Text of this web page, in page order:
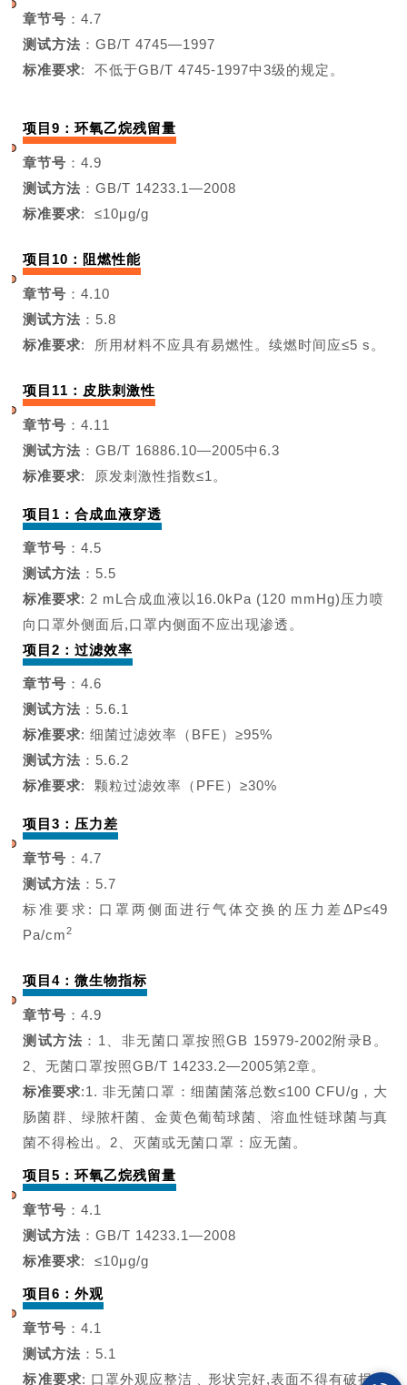
章节号 ：4.7
测试方法 ：GB/T 4745—1997
标准要求:不低于GB/T 4745-1997中3级的规定。
项目9：环氧乙烷残留量
章节号 ：4.9
测试方法 ：GB/T 14233.1—2008
标准要求:≤10μg/g
项目10：阻燃性能
章节号 ：4.10
测试方法 ：5.8
标准要求: 所用材料不应具有易燃性。续燃时间应≤5 s。
项目11：皮肤刺激性
章节号 ：4.11
测试方法 ：GB/T 16886.10—2005中6.3
标准要求: 原发刺激性指数≤1。
项目1：合成血液穿透
章节号 ：4.5
测试方法 ：5.5
标准要求: 2 mL合成血液以 16.0kPa (120 mmHg)压力喷
向口罩外侧面后,口罩内侧面不应出现渗透。
项目2：过滤效率
章节号 ：4.6
测试方法 ：5.6.1
标准要求: 细菌过滤效率（BFE）≥95%
测试方法 ：5.6.2
标准要求: 颗粒过滤效率（PFE）≥30%
项目3：压力差
章节号 ：4.7
测试方法 ：5.7
标准要求: 口罩两侧面进行气体交换的压力差ΔP≤49
Pa/cm2
项目4：微生物指标
章节号 ：4.9
测试方法 ： 1、非无菌口罩按照GB 15979-2002附录B。
2、无菌口罩按照GB/T 14233.2—2005第2章。
标准要求:1. 非无菌口罩：细菌菌落总数≤100 CFU/g，大
肠菌群、绿脓杆菌、金黄色葡萄球菌、溶血性链球菌与真
菌不得检出。 2、灭菌或无菌口罩： 应无菌。
项目5：环氧乙烷残留量
章节号 ：4.1
测试方法 ：GB/T 14233.1—2008
标准要求: ≤10μg/g
项目6：外观
章节号 ：4.1
测试方法 ： 5.1
标准要求: 口罩外观应整洁﹑形状完好,表面不得有破损、